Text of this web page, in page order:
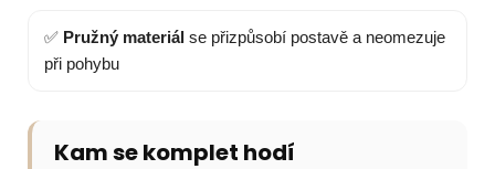
✅ Pružný materiál se přizpůsobí postavě a neomezuje
při pohybu
Kam se komplet hodí